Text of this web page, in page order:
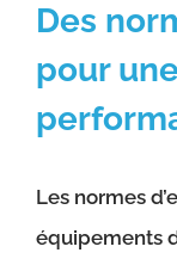
Des
pour
Les normes
équipements